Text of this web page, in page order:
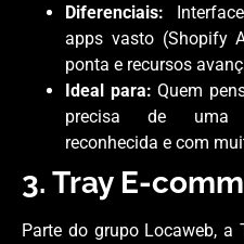
Diferenciais:
apps vasto (Shopify
ponta e recursos
Ideal para: Quem
precisa de uma
reconhecida e com
3. Tray E-
Parte do grupo Locaweb,